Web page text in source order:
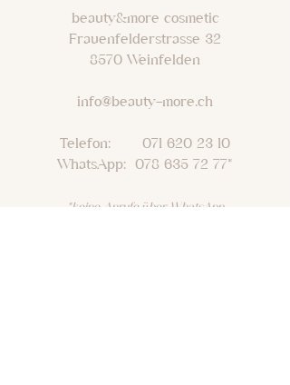
beauty&more cosmetic
Frauenfelderstrasse 32
8570 Weinfelden
info@beauty-more.ch
Telefon: 071 620 23 10
WhatsApp: 078 635 72 77*
*keine Anrufe über WhatsApp